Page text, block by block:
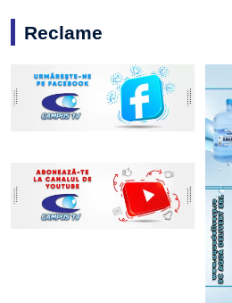
Reclame